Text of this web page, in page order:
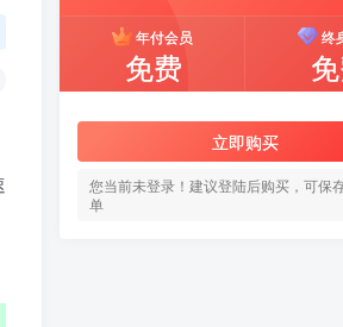
年付会员
免费
终
立即购买
您当前未登录！建议登陆后购买，可保
单